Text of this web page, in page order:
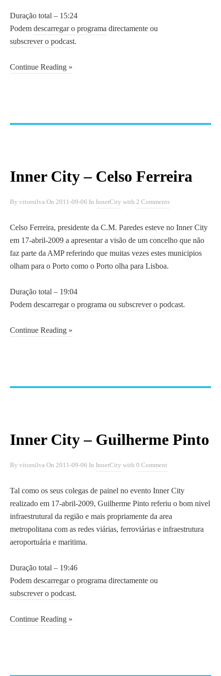
Portic
Representantes do Porto
SEPG Europe
Universidade Lusófona Porto
A Baixa do Porto
A Cidade Surpreendente
Campo Aberto
Copyright © 2026
O Porto Em Conversa
s
o
b
e
g
e
c
s
i
o
n
l
m
n
o
Duração total – 15:24
Podem descarregar o programa directamente ou
subscrever o podcast.
Continue Reading »
Inner City – Celso Ferreira
By vitorsilva On 2011-09-06 In InnerCity with 2 Comments
Celso Ferreira, presidente da C.M. Paredes esteve no Inner City
em 17-abril-2009 a apresentar a visão de um concelho que não
faz parte da AMP referindo que muitas vezes estes municipios
olham para o Porto como o Porto olha para Lisboa.
Duração total – 19:04
Podem descarregar o programa ou subscrever o podcast.
Continue Reading »
Inner City – Guilherme Pinto
By vitorsilva On 2011-09-06 In InnerCity with 0 Comment
Tal como os seus colegas de painel no evento Inner City
realizado em 17-abril-2009, Guilherme Pinto referiu o bom nivel
infraestrutural da região e mais propriamente da area
metropolitana com as redes viárias, ferroviárias e infraestrutura
aeroportuária e maritima.
Duração total – 19:46
Podem descarregar o programa directamente ou
subscrever o podcast.
Continue Reading »